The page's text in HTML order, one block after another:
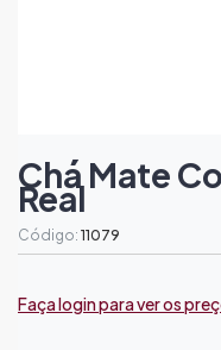
Chá Mate
Real
Código: 11079
Faça login para ver os